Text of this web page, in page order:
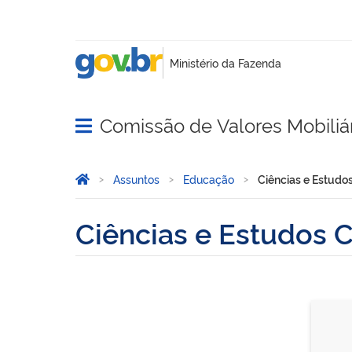
Abrir menu principal de navegação
Comissão de Valores
Você está aqui:
Página Inicial
Assuntos Educação Ciências e
Ciências e Estudos